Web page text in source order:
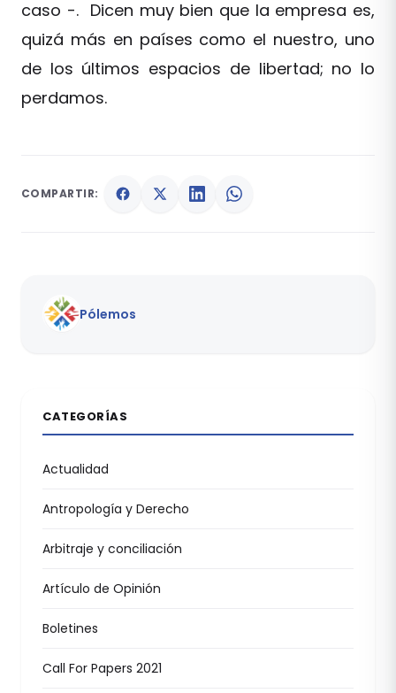
caso -. Dicen muy bien que la empresa es,
quizá más en países como el nuestro, uno
de los últimos espacios de libertad; no lo
perdamos.
COMPARTIR:
Pólemos
CATEGORÍAS
Actualidad
Antropología y Derecho
Arbitraje y conciliación
Artículo de Opinión
Boletines
Call For Papers 2021